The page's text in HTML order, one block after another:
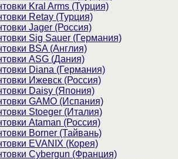
Kral Arms (Турция)
Retay (Турция)
Jager (Россия)
Sig Sauer (Германия)
BSA (Англия)
ASG (Дания)
Diana (Германия)
Ижевск (Россия)
Daisy (Япония)
GAMO (Испания)
Stoeger (Италия)
Ataman (Россия)
Borner (Тайвань)
EVANIX (Корея)
Cybergun (Франция)